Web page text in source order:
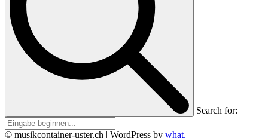
Search for:
© musikcontainer-uster.ch | WordPress by what.